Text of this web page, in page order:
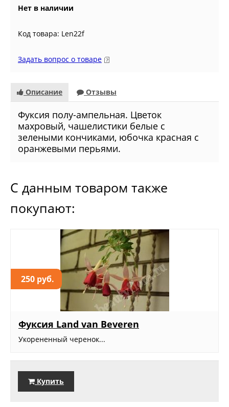
Нет в наличии
Код товара: Len22f
Задать вопрос о товаре
Описание Отзывы
Фуксия полу-ампельная. Цветок
махровый, чашелистики белые с
зелеными кончиками, юбочка красная с
оранжевыми перьями.
С данным товаром также
покупают:
250 руб.
Фуксия Land van Beveren
Укорененный черенок...
Купить